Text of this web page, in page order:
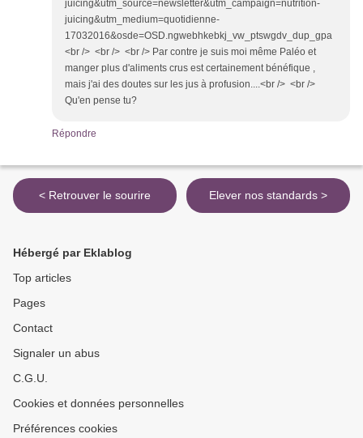
juicing&utm_source=newsletter&utm_campaign=nutrition-
juicing&utm_medium=quotidienne-
17032016&osde=OSD.ngwebhkebkj_vw_ptswgdv_dup_gpa
<br /> <br /> <br /> Par contre je suis moi même Paléo et
manger plus d'aliments crus est certainement bénéfique ,
mais j'ai des doutes sur les jus à profusion....<br /> <br />
Qu'en pense tu?
Répondre
< Retrouver le sourire Elever nos standards >
Hébergé par Eklablog
Top articles
Pages
Contact
Signaler un abus
C.G.U.
Cookies et données personnelles
Préférences cookies